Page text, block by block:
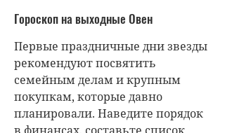
Гороскоп на выходные Овен
Первые праздничные дни звезды
рекомендуют посвятить
семейным делам и крупным
покупкам, которые давно
планировали. Наведите порядок